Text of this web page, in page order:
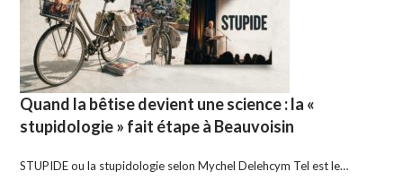
Quand la bêtise devient une science : la «
stupidologie » fait étape à Beauvoisin
STUPIDE ou la stupidologie selon Mychel Delehcym Tel est le…